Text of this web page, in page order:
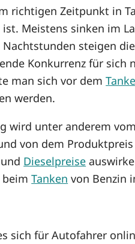
richtigen Zeitpunkt in
Meistens sinken im
steigen
Konkurrenz für sich
man sich vor dem
werden.
wird unter anderem
von dem
und Dieselpreise
beimTanken von Benzin
sich für Autofahrer